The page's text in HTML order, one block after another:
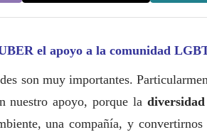
el apoyo a la comunidad
son muy importantes.
nuestro apoyo, porque ladiversidad
una compañía, y convertirnos